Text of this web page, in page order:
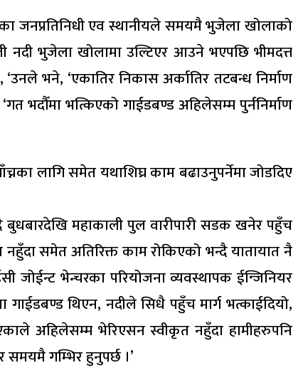
जनप्रतिनिधी एव स्थानीयले समयमै भुजेला खोलाको
नदी भुजेला खोलामा उल्टिएर आउने भएपछि भीमदत्त
भने, ‘एकातिर निकास अर्कातिर तटबन्ध निर्माण
भदौँमा भत्किएको गाईडबण्ड अहिलेसम्म पुर्ननिर्माण
लागि समेत यथाशिघ्र काम बढाउनुपर्नेमा जोडदिए
महाकाली पुल वारीपारी सडक खनेर पहुँच
समेत अतिरिक्त काम रोकिएको भन्दै यातायात नै
भेन्चरका परियोजना व्यवस्थापक ईन्जिनियर
थिएन, नदीले सिधै पहुँच मार्ग भत्काईदियो,
अहिलेसम्म भेरिएसन स्वीकृत नहुँदा हामीहरुपनि
गम्भिर हुनुपर्छ ।’